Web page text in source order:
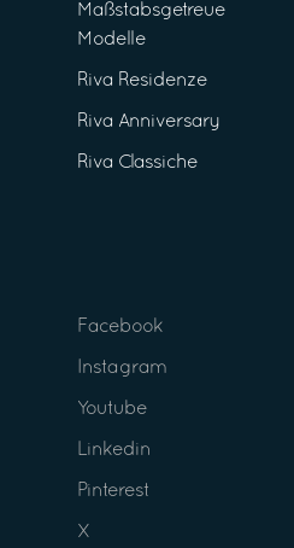
Maßstabsgetreue
Modelle
Riva Residenze
Riva Anniversary
Riva Classiche
Facebook
Instagram
Youtube
Linkedin
Pinterest
X